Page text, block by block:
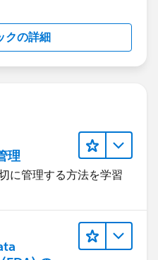
クの詳細
理
に管理する方法を学習